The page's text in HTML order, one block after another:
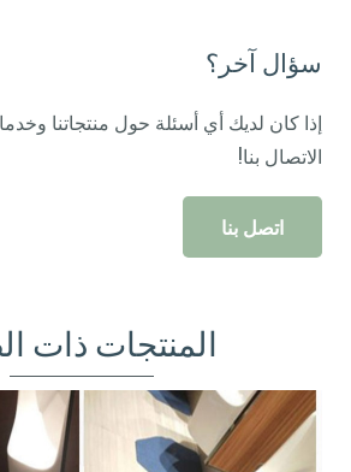
سؤال آخر؟
إذا كان لديك أي أسئلة حول منتجاتنا
الاتصال بنا!
اتصل بنا
المنتجات ذات